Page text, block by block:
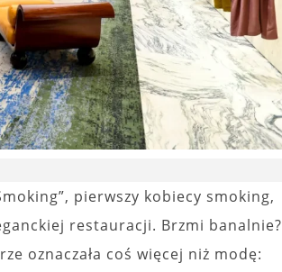
pierwszy kobiecy smoking,
restauracji. Brzmi banalnie?
oznaczała coś więcej niż modę: